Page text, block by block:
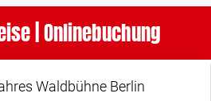
| Onlinebuchung
Waldbühne Berlin